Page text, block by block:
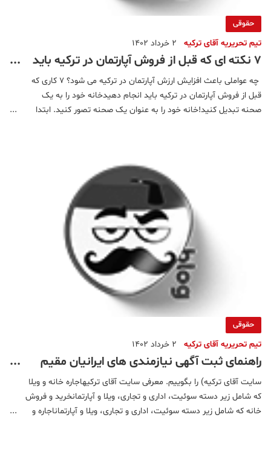
حقوقی
تیم تحریریه آقای ترکیه 2 خرداد 1402
۷ نکته ای که قبل از فروش آپارتمان در ترکیه باید
بدانید!
چه عواملی باعث افزایش ارزش آپارتمان در ترکیه می شود؟ ۷ کاری که
قبل از فروش آپارتمان در ترکیه باید انجام دهیدخانه خود را به یک
صحنه تبدیل کنید!خانه خود را به عنوان یک صحنه تصور کنید. ابتدا
حقوقی
تیم تحریریه آقای ترکیه 2 خرداد 1402
راهنمای ثبت آگهی نیازمندی های ایرانیان مقیم
ترکیه در سایت آقای ترکیه
سایت آقای ترکیه) را بگوییم. معرفی سایت آقای ترکیهاجاره خانه و ویلا
که شامل زیر دسته سوئیت، اداری و تجاری، ویلا و آپارتمانخرید و فروش
خانه که شامل زیر دسته سوئیت، اداری و تجاری، ویلا و آپارتماناجاره و